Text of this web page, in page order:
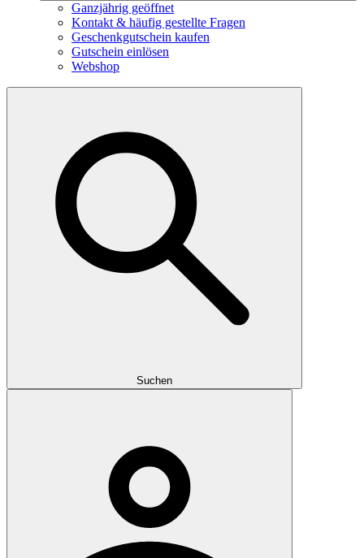
Ganzjährig geöffnet
Kontakt & häufig gestellte Fragen
Geschenkgutschein kaufen
Gutschein einlösen
Webshop
Suchen